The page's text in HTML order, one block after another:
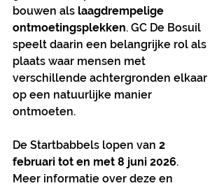
bouwen als laagdrempelige
ontmoetingsplekken. GC De Bosuil
speelt daarin een belangrijke rol als
plaats waar mensen met
verschillende achtergronden elkaar
op een natuurlijke manier
ontmoeten.
De Startbabbels lopen van 2
februari tot en met 8 juni 2026.
Meer informatie over deze en